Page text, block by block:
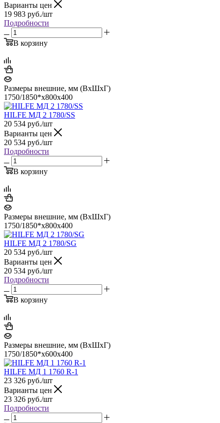
Варианты цен
19 983 руб./шт
Подробности
В корзину
Размеры внешние, мм (ВхШхГ)
1750/1850*x800x400
HILFE МД 2 1780/SS
20 534 руб./шт
Варианты цен
20 534 руб./шт
Подробности
В корзину
Размеры внешние, мм (ВхШхГ)
1750/1850*x800x400
HILFE МД 2 1780/SG
20 534 руб./шт
Варианты цен
20 534 руб./шт
Подробности
В корзину
Размеры внешние, мм (ВхШхГ)
1750/1850*x600x400
HILFE МД 1 1760 R-1
23 326 руб./шт
Варианты цен
23 326 руб./шт
Подробности